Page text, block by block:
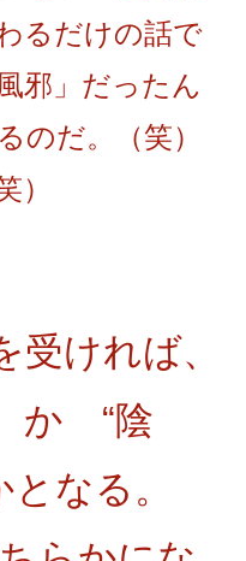
るだけの話で
邪」だったん
のだ。（笑）
）
受ければ、
か “陰
なる。